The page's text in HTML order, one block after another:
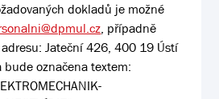
dokladů je možné
, případně
Jateční 426, 400 19 Ústí
bude označena textem: